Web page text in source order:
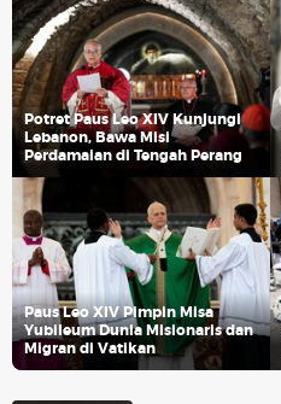
Potret Paus Leo XIV Kunjungi
Lebanon, Bawa Misi
Perdamaian di Tengah Perang
Paus Leo XIV Pimpin Misa
Yubileum Dunia Misionaris dan
Migran di Vatikan